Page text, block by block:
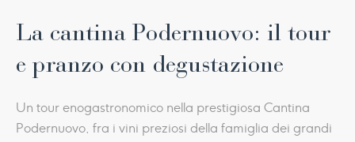
La cantina Podernuovo: il tour
e pranzo con degustazione
Un tour enogastronomico nella prestigiosa Cantina
Podernuovo, fra i vini preziosi della famiglia dei grandi